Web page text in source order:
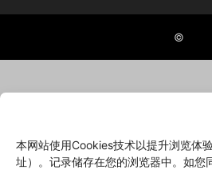
本网站使用Cookies技术以提升浏览体
址）。记录储存在您的浏览器中。如您
©